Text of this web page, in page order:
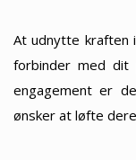
At udnytte kraften
forbinder med dit
engagement er
ønsker at løfte